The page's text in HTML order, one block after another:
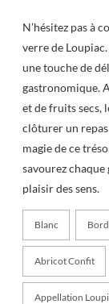
N’hésitez pas à
verre de
une touche de
gastronomique.
et de fruits secs,
clôturer un repas
magie de ce
savourez
plaisir des sens.
Blanc
Abricot Confit
Appellation